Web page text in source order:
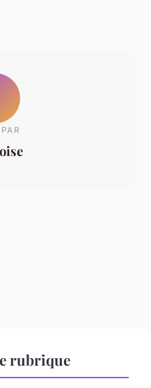
rubrique